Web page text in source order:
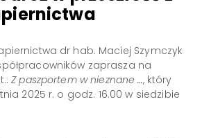
dr hab. Maciej Szymczyk
zaprasza na
Z paszportem w nieznane …, który
2025 r. o godz. 16.00 w siedzibie